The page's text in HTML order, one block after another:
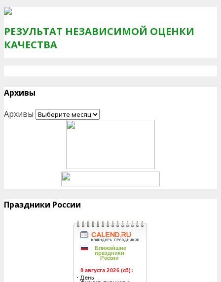
РЕЗУЛЬТАТ НЕЗАВИСИМОЙ ОЦЕНКИ
КАЧЕСТВА
Архивы
Архивы
Праздники России